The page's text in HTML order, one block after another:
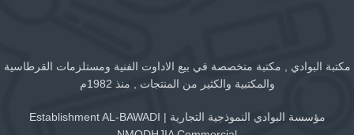
مكتبة البوادي , مكتبة متخصصة في بيع الاداوت الفنية ومستلزمات القرطاسية
والمكتبية والكثير من المنتجات , منذ 1982م
مؤسسة البوادي النموذجية التجارية | Establishment AL-BAWADI